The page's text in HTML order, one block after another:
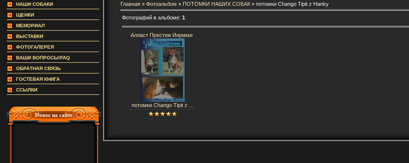
НАШИ СОБАКИ
ЩЕНКИ
МЕМОРИАЛ
ВЫСТАВКИ
ФОТОГАЛЕРЕЯ
ВАШИ ВОПРОСЫ/FAQ
ОБРАТНАЯ СВЯЗЬ
ГОСТЕВАЯ КНИГА
ССЫЛКИ
Новое на сайте
Главная» Фотоальбом » ПОТОМКИ НАШИХ СОБАК» потомки Chango Tipit z Hanky
Фотографий в альбоме: 1
Алласт Престиж Инрикке
потомки Chango Tipit z ...